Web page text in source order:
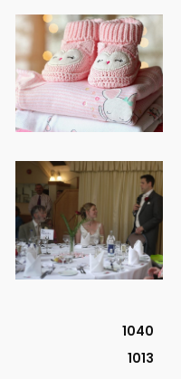
1040
1013